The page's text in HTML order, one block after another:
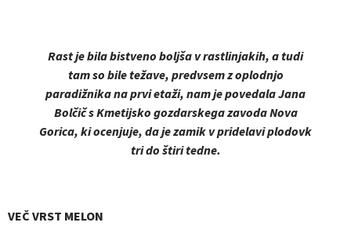
Rast je bila bistveno boljša v rastlinjakih, a tudi
tam so bile težave, predvsem z oplodnjo
paradižnika na prvi etaži, nam je povedala Jana
Bolčič s Kmetijsko gozdarskega zavoda Nova
Gorica, ki ocenjuje, da je zamik v pridelavi plodovk
tri do štiri tedne.
VEČ VRST MELON